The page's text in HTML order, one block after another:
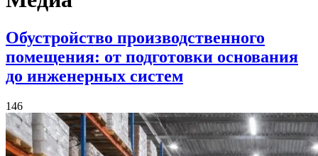
Обустройство производственного
помещения: от подготовки основания
до инженерных систем
146